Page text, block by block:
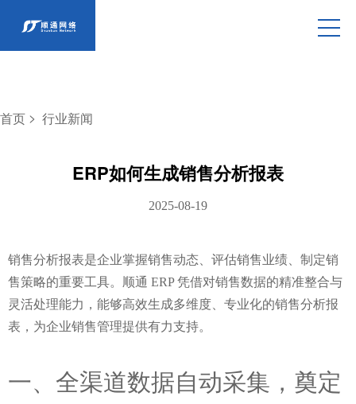
首页 > 行业新闻
ERP如何生成销售分析报表
2025-08-19
销售分析报表是企业掌握销售动态、评估销售业绩、制定销
售策略的重要工具。顺通 ERP 凭借对销售数据的精准整合与
灵活处理能力，能够高效生成多维度、专业化的销售分析报
表，为企业销售管理提供有力支持。
一、全渠道数据自动采集，奠定